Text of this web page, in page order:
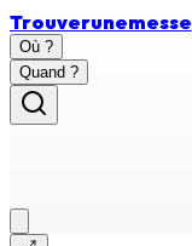
Trouverunemesse
Où ?
Quand ?